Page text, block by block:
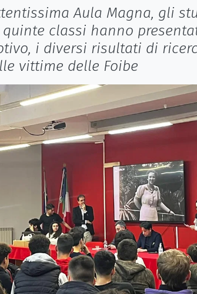
Aula Magna, gli
classi hanno
i diversi risultati di
vittime delle Foibe